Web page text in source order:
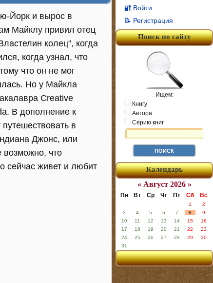
Йорк и вырос в
Майклу привил отец
колец", когда
когда узнал, что
что он не мог
Но у Майкла
Creative
В дополнение к
в
Джонс, или
возможно, что
сейчас живет и любит
🔐 Войти
📝 Регистрация
Поиск по сайту
Ищем:
Книгу
Автора
Серию книг
Календарь
« Август 2026 »
Пн Вт Ср Чт Пт Сб Вс
1
2
3
4 5 6 7 8
9
10
11 12 13 14 15
16
17
18 19 20 21 22
23
24
25 26 27 28 29
30
31